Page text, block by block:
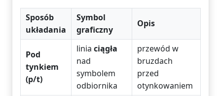
Sposób
układania
Symbol
graficzny
Opis
Pod
tynkiem
(p/t)
linia ciągła
nad
symbolem
odbiornika
przewód w
bruzdach
przed
otynkowaniem